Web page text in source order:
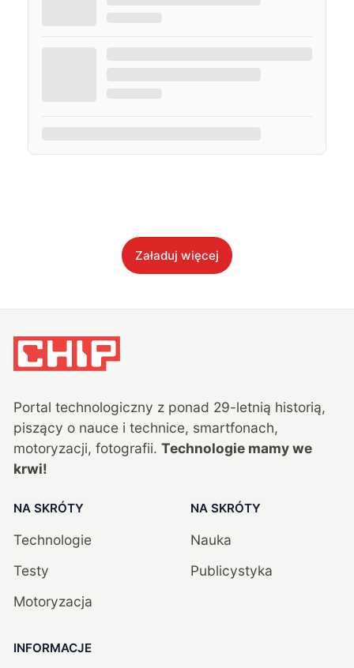
Załaduj więcej
Portal technologiczny z ponad 29-letnią historią,
piszący o nauce i technice, smartfonach,
motoryzacji, fotografii. Technologie mamy we
krwi!
NA SKRÓTY
Technologie
Testy
Motoryzacja
NA SKRÓTY
Nauka
Publicystyka
INFORMACJE